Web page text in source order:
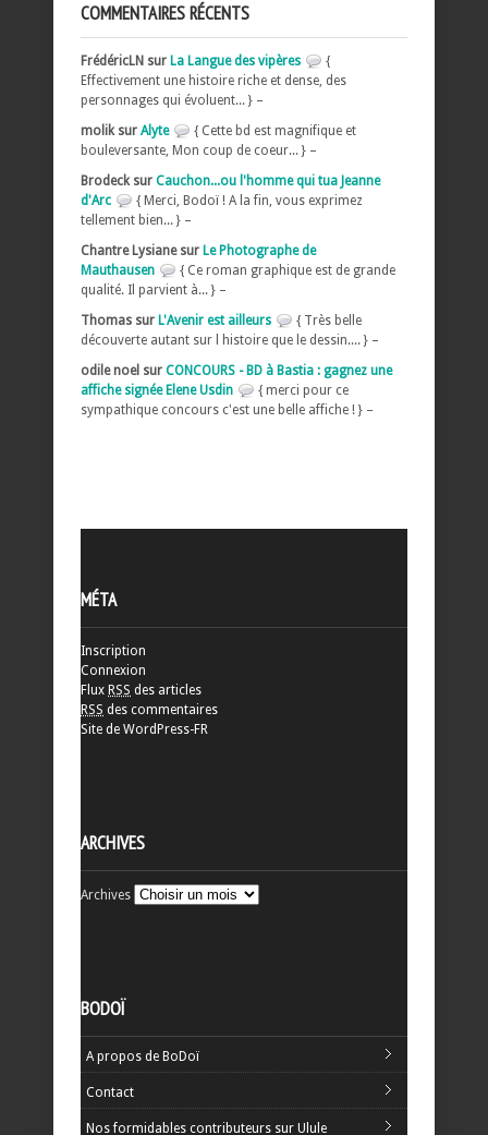
COMMENTAIRES RÉCENTS
FrédéricLN sur La Langue des vipères
{
Effectivement une histoire riche et dense, des
personnages qui évoluent... } –
molik sur Alyte
{ Cette bd est magnifique et
bouleversante, Mon coup de coeur... } –
Brodeck sur Cauchon...ou l'homme qui tua Jeanne
d'Arc
{ Merci, Bodoï ! A la fin, vous exprimez
tellement bien... } –
Chantre Lysiane sur Le Photographe de
Mauthausen
{ Ce roman graphique est de grande
qualité. Il parvient à... } –
Thomas sur L'Avenir est ailleurs
{ Très belle
découverte autant sur l histoire que le dessin.... } –
odile noel sur CONCOURS - BD à Bastia : gagnez une
affiche signée Elene Usdin
{ merci pour ce
sympathique concours c'est une belle affiche ! } –
MÉTA
Inscription
Connexion
Flux RSS des articles
RSS des commentaires
Site de WordPress-FR
ARCHIVES
Archives
BODOÏ
A propos de BoDoï
Contact
Nos formidables contributeurs sur Ulule